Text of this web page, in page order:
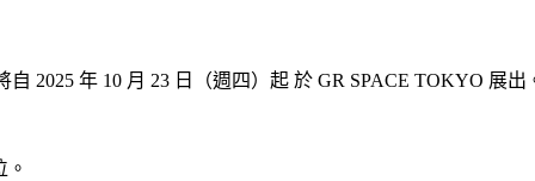
2025 年 10 月 23 日（週四）起 於 GR SPACE TOKYO 展出